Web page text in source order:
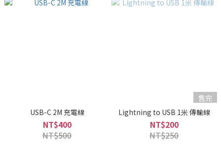
USB-C 2M 充電線
NT$400
NT$500
售完
Lightning to USB 1米 傳輸線
NT$200
NT$250